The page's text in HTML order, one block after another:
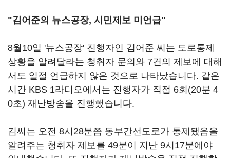
"김어준의 뉴스공장, 시민제보 미언급"
8월10일 '뉴스공장' 진행자인 김어준 씨는 도로통제
상황을 알려달라는 청취자 문의와 7건의 제보에 대해
서도 일절 언급하지 않은 것으로 나타났습니다. 같은
시간 KBS 1라디오에서는 진행자가 직접 6회(20분 4
0초) 재난방송을 진행했습니다.
김씨는 오전 8시28분쯤 동부간선도로가 통제됐음을
알려주는 청취자 제보를 49분이 지난 9시17분에야